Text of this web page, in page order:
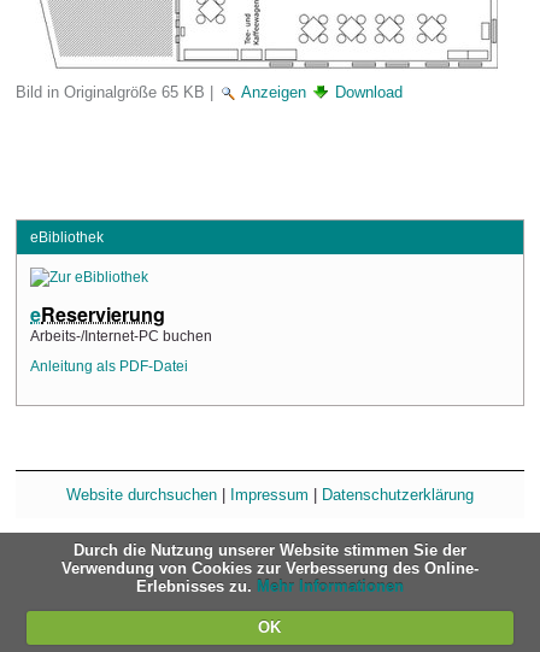
Bild in Originalgröße 65 KB | Anzeigen Download
eBibliothek
eReservierung
Arbeits-/Internet-PC buchen
Anleitung als PDF-Datei
Website durchsuchen Impressum Datenschutzerklärung
Durch die Nutzung unserer Website stimmen Sie der
Verwendung von Cookies zur Verbesserung des Online-
Erlebnisses zu. Mehr Informationen
OK